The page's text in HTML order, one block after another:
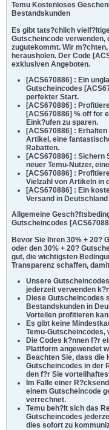
Temu Kostenloses
Bestandskunden
Es gibt tats?chlich
Gutscheincode verwenden,
zugutekommt. Wir
herausholen. Der Code
exklusiven Angeboten.
[ACS670886] : Ein
Gutscheincodes
perfekter Start.
[ACS670886] :
[ACS670886] % off for
Eink?ufen zu sparen.
[ACS670886] :
Artikel, eine
Rabatten.
[ACS670886] : Sichern
neuer Temu-Nutzer,
[ACS670886] :
Vielzahl von Artikeln in
[ACS670886] : Ein
Versand in
Allgemeine
Gutscheincodes
Bevor Sie Ihren 30% + 20?
oder den 30% + 20?
gut, die wichtigsten
Transparenz schaffen,
Unsere
jederzeit verwenden
Diese Gutscheincodes
Bestandskunden in
Vorteilen profitieren
Es gibt keine
Temu-Gutscheincodes,
Die Codes k?nnen f?r
Plattform angewendet
Beachten Sie, dass die
Gutscheincodes in der
den f?r Sie
Im Falle einer
einem Gutscheincode
verrechnet.
Temu beh?lt sich das
Gutscheincodes
dies sofort zu